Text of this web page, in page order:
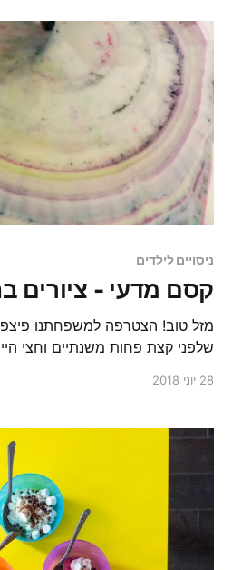
בשערי ארה״ב אז החלטנו להכינה
ניסויים לילדים
קסם מדעי - ציורים
מזל טוב! הצטרפה למשפחתנו
שלפני קצת פחות משנתיים וחצי
נשיקה על העור העדין.
28 יוני 2018